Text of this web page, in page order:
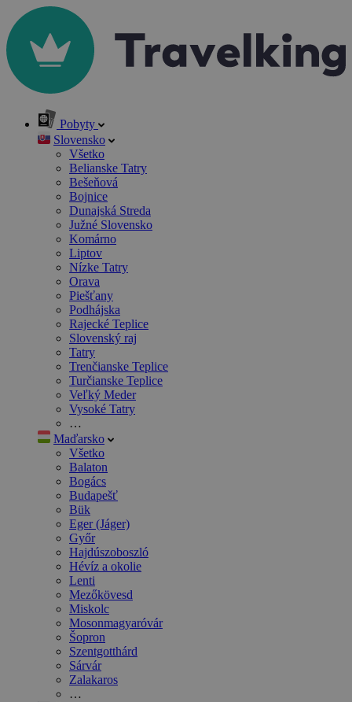
Pobyty
Slovensko
Všetko
Belianske Tatry
Bešeňová
Bojnice
Dunajská Streda
Južné Slovensko
Komárno
Liptov
Nízke Tatry
Orava
Piešťany
Podhájska
Rajecké Teplice
Slovenský raj
Tatry
Trenčianske Teplice
Turčianske Teplice
Veľký Meder
Vysoké Tatry
…
Maďarsko
Všetko
Balaton
Bogács
Budapešť
Bük
Eger (Jáger)
Győr
Hajdúszoboszló
Hévíz a okolie
Lenti
Mezőkövesd
Miskolc
Mosonmagyaróvár
Šopron
Szentgotthárd
Sárvár
Zalakaros
…